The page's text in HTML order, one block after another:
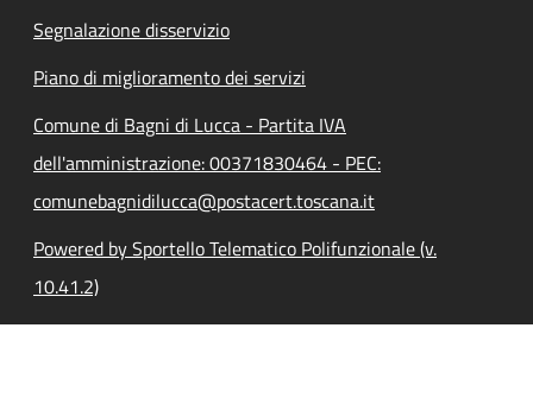
Segnalazione disservizio
Piano di miglioramento dei servizi
Comune di Bagni di Lucca - Partita IVA
dell'amministrazione: 00371830464 - PEC:
comunebagnidilucca@postacert.toscana.it
Powered by Sportello Telematico Polifunzionale (v.
10.41.2)